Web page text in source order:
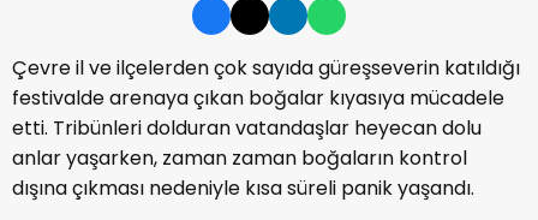
Çevre il ve ilçelerden çok sayıda güreşseverin katıldığı
festivalde arenaya çıkan boğalar kıyasıya mücadele
etti. Tribünleri dolduran vatandaşlar heyecan dolu
anlar yaşarken, zaman zaman boğaların kontrol
dışına çıkması nedeniyle kısa süreli panik yaşandı.